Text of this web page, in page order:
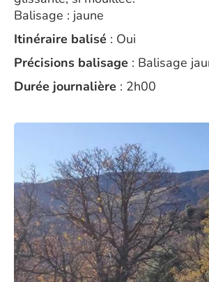
Balisage : jaune
Itinéraire balisé : Oui
Précisions balisage : Balisage
Durée journalière : 2h00